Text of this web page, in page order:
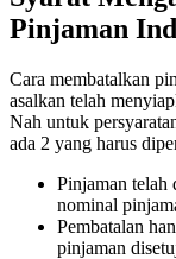
Pinjaman
Cara membatalkan
asalkan telah
Nah untuk
ada 2 yang harus
Pinjaman
nominal
Pembatalan
pinjaman